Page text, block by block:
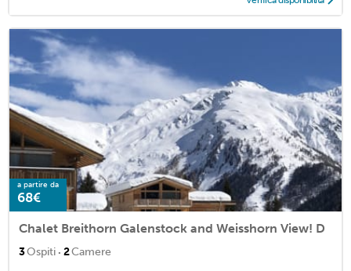
a partire da
68€
Chalet Breithorn Galenstock and Weisshorn View! D
3Ospiti · 2Camere